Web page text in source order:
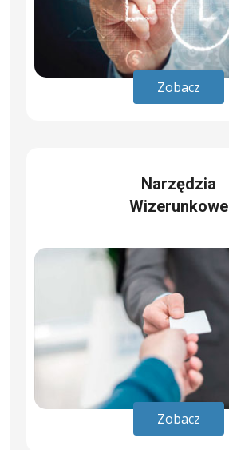
Zobacz
Narzędzia
Wizerunkowe
Zobacz